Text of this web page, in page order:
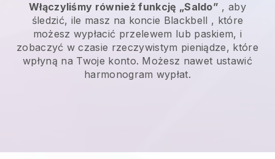
Włączyliśmy również funkcję „Saldo” , aby
śledzić, ile masz na koncie Blackbell , które
możesz wypłacić przelewem lub paskiem, i
zobaczyć w czasie rzeczywistym pieniądze, które
wpłyną na Twoje konto. Możesz nawet ustawić
harmonogram wypłat.